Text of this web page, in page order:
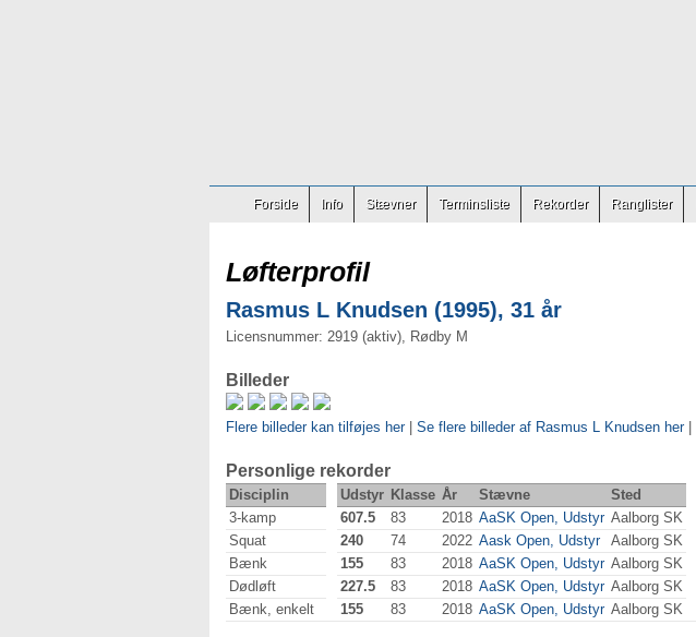
Forside Info Stævner Terminsliste Rekorder Ranglister
Løfterprofil
Rasmus L Knudsen (1995), 31 år
Licensnummer: 2919 (aktiv), Rødby M
Billeder
Flere billeder kan tilføjes her| Se flere billeder af Rasmus L Knudsen her|
Personlige rekorder
Disciplin Udstyr Klasse År Stævne Sted
3-kamp
607.5 83 2018 AaSK Open, Udstyr Aalborg SK
Squat
240 74 2022 Aask Open, Udstyr Aalborg SK
Bænk
155 83 2018 AaSK Open, Udstyr Aalborg SK
Dødløft
227.5 83 2018 AaSK Open, Udstyr Aalborg SK
Bænk, enkelt
155 83 2018 AaSK Open, Udstyr Aalborg SK